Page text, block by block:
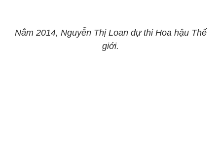
Nắm 2014, Nguyễn Thị Loan dự thi Hoa hậu Thế
giới.